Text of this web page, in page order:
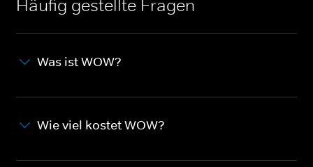
Häufig gestellte Fragen
Was ist WOW?
Wie viel kostet WOW?